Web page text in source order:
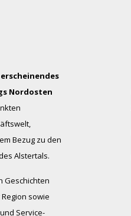
Nordosten
Bezug zu den
Alstertals.
Geschichten
sowie
Service-